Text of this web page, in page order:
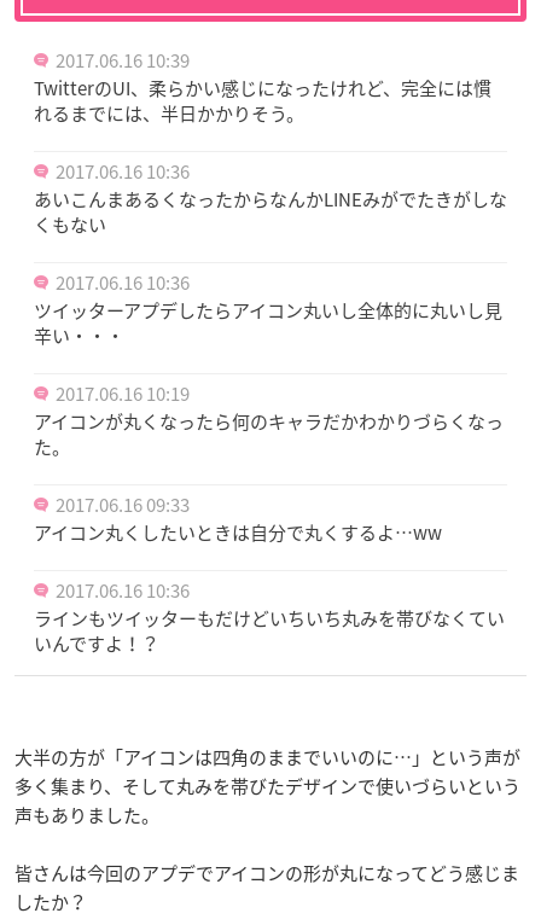
2017.06.16 10:39
TwitterのUI、柔らかい感じになったけれど、完全には慣
れるまでには、半日かかりそう。
2017.06.16 10:36
あいこんまあるくなったからなんかLINEみがでたきがしな
くもない
2017.06.16 10:36
ツイッターアプデしたらアイコン丸いし全体的に丸いし見
辛い・・・
2017.06.16 10:19
アイコンが丸くなったら何のキャラだかわかりづらくなっ
た。
2017.06.16 09:33
アイコン丸くしたいときは自分で丸くするよ…ww
2017.06.16 10:36
ラインもツイッターもだけどいちいち丸みを帯びなくてい
いんですよ！？
大半の方が「アイコンは四角のままでいいのに…」という声が
多く集まり、そして丸みを帯びたデザインで使いづらいという
声もありました。
皆さんは今回のアプデでアイコンの形が丸になってどう感じま
したか？